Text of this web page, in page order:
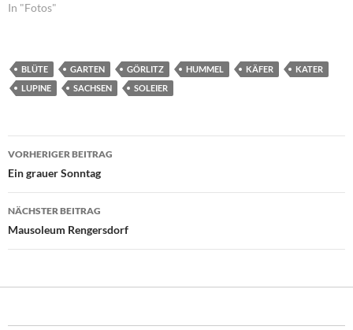
In "Fotos"
BLÜTE GARTEN GÖRLITZ HUMMEL KÄFER
KATER
LUPINE
SACHSEN SOLEIER
Beitragsnavigation
VORHERIGER BEITRAG
Ein grauer Sonntag
NÄCHSTER BEITRAG
Mausoleum Rengersdorf